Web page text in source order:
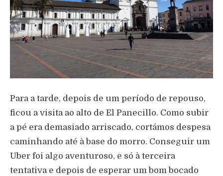
Para a tarde, depois de um período de repouso,
ficou a visita ao alto de El Panecillo. Como subir
a pé era demasiado arriscado, cortámos despesa
caminhando até à base do morro. Conseguir um
Uber foi algo aventuroso, e só à terceira
tentativa e depois de esperar um bom bocado